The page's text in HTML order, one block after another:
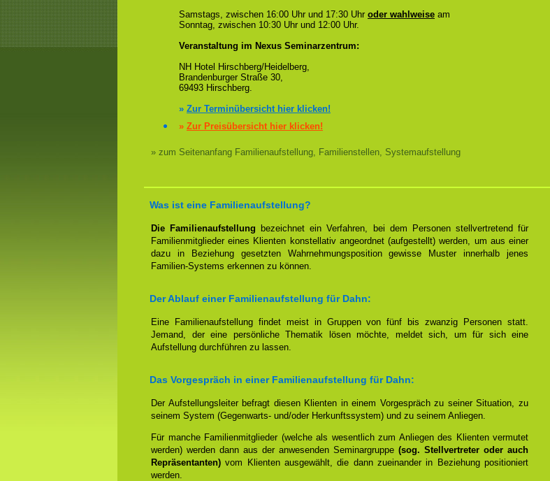
Samstags, zwischen 16:00 Uhr und 17:30 Uhr oder wahlweise am
Sonntag, zwischen 10:30 Uhr und 12:00 Uhr.
Veranstaltung im Nexus Seminarzentrum:
NH Hotel Hirschberg/Heidelberg,
Brandenburger Straße 30,
69493 Hirschberg.
» Zur Terminübersicht hier klicken!
» Zur Preisübersicht hier klicken!
» zum Seitenanfang Familienaufstellung, Familienstellen, Systemaufstellung
Was ist eine Familienaufstellung?
Die Familienaufstellung bezeichnet ein Verfahren, bei dem Personen stellvertretend für
Familienmitglieder eines Klienten konstellativ angeordnet (aufgestellt) werden, um aus einer
dazu in Beziehung gesetzten Wahrnehmungsposition gewisse Muster innerhalb jenes
Familien-Systems erkennen zu können.
Der Ablauf einer Familienaufstellung für Dahn:
Eine Familienaufstellung findet meist in Gruppen von fünf bis zwanzig Personen statt.
Jemand, der eine persönliche Thematik lösen möchte, meldet sich, um für sich eine
Aufstellung durchführen zu lassen.
Das Vorgespräch in einer Familienaufstellung für Dahn:
Der Aufstellungsleiter befragt diesen Klienten in einem Vorgespräch zu seiner Situation, zu
seinem System (Gegenwarts- und/oder Herkunftssystem) und zu seinem Anliegen.
Für manche Familienmitglieder (welche als wesentlich zum Anliegen des Klienten vermutet
werden) werden dann aus der anwesenden Seminargruppe (sog. Stellvertreter oder auch
Repräsentanten) vom Klienten ausgewählt, die dann zueinander in Beziehung positioniert
werden.